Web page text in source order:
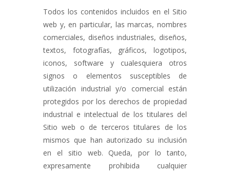
Todos los contenidos incluidos en el Sitio
web y, en particular, las marcas, nombres
comerciales, diseños industriales, diseños,
textos, fotografías, gráficos, logotipos,
iconos, software y cualesquiera otros
signos o elementos susceptibles de
utilización industrial y/o comercial están
protegidos por los derechos de propiedad
industrial e intelectual de los titulares del
Sitio web o de terceros titulares de los
mismos que han autorizado su inclusión
en el sitio web. Queda, por lo tanto,
expresamente prohibida cualquier